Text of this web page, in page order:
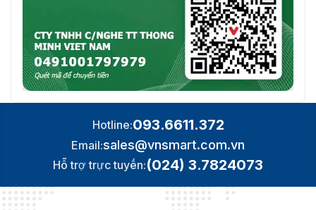
Hotline:093.6611.372
Email:sales@vnsmart.com.vn
Hỗ trợ trực tuyến:(024) 3.7824073